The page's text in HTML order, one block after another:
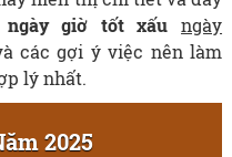
ngày giờ tốt xấu ngày
các gợi ý việc nên làm
lý nhất.
2025